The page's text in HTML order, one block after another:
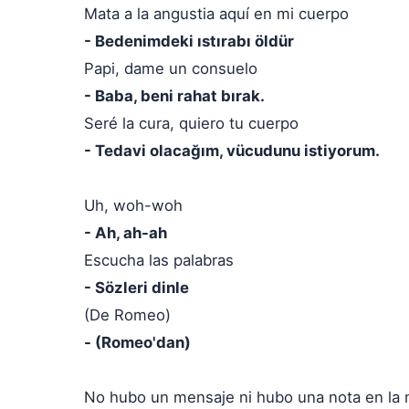
Mata a la angustia aquí en mi cuerpo
- Bedenimdeki ıstırabı öldür
Papi, dame un consuelo
- Baba, beni rahat bırak.
Seré la cura, quiero tu cuerpo
- Tedavi olacağım, vücudunu istiyorum.
Uh, woh-woh
- Ah, ah-ah
Escucha las palabras
- Sözleri dinle
(De Romeo)
- (Romeo'dan)
No hubo un mensaje ni hubo una nota en la